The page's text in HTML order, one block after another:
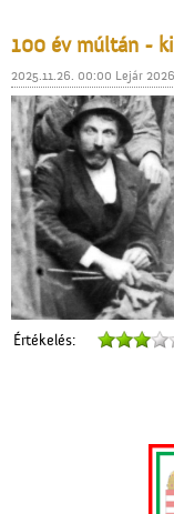
100 év múltán -
2025.11.26. 00:00 Lejár
Értékelés: